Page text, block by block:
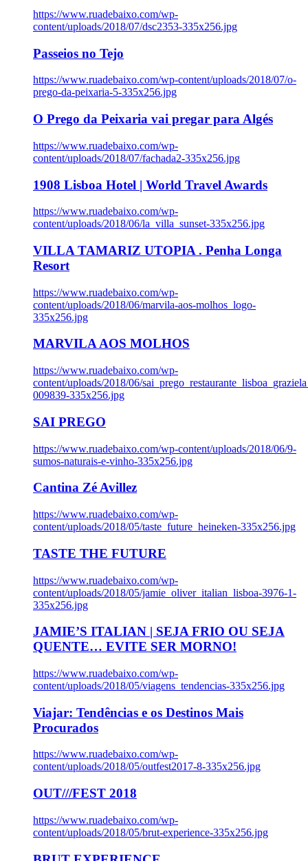
https://www.ruadebaixo.com/wp-
content/uploads/2018/07/dsc2353-335x256.jpg
Passeios no Tejo
https://www.ruadebaixo.com/wp-content/uploads/2018/07/o-
prego-da-peixaria-5-335x256.jpg
O Prego da Peixaria vai pregar para Algés
https://www.ruadebaixo.com/wp-
content/uploads/2018/07/fachada2-335x256.jpg
1908 Lisboa Hotel | World Travel Awards
https://www.ruadebaixo.com/wp-
content/uploads/2018/06/la_villa_sunset-335x256.jpg
VILLA TAMARIZ UTOPIA . Penha Longa
Resort
https://www.ruadebaixo.com/wp-
content/uploads/2018/06/marvila-aos-molhos_logo-
335x256.jpg
MARVILA AOS MOLHOS
https://www.ruadebaixo.com/wp-
content/uploads/2018/06/
009839-335x256.jpg
SAI PREGO
https://www.ruadebaixo.com/wp-content/uploads/2018/06/9-
sumos-naturais-e-vinho-335x256.jpg
Cantina Zé Avillez
https://www.ruadebaixo.com/wp-
content/uploads/2018/05/taste_future_heineken-335x256.jpg
TASTE THE FUTURE
https://www.ruadebaixo.com/wp-
content/uploads/2018/05/jamie_oliver_italian_lisboa-3976-1-
335x256.jpg
JAMIE’S ITALIAN | SEJA FRIO OU SEJA
QUENTE… EVITE SER MORNO!
https://www.ruadebaixo.com/wp-
content/uploads/2018/05/viagens_tendencias-335x256.jpg
Viajar: Tendências e os Destinos Mais
Procurados
https://www.ruadebaixo.com/wp-
content/uploads/2018/05/outfest2017-8-335x256.jpg
OUT///FEST 2018
https://www.ruadebaixo.com/wp-
content/uploads/2018/05/brut-experience-335x256.jpg